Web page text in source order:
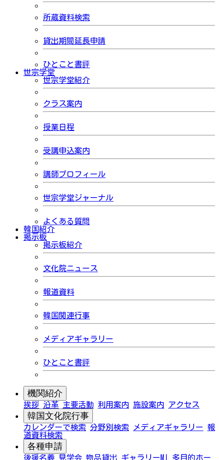
所蔵資料検索
貸出期間延長申請
ひとこと書評
世宗学堂
世宗学堂紹介
クラス案内
授業日程
受講申込案内
講師プロフィール
世宗学堂ジャーナル
よくある質問
韓国紹介
掲示板
掲示板紹介
文化院ニュース
報道資料
韓国関連行事
メディアギャラリー
ひとこと書評
機関紹介
挨拶 沿革 主要活動 利用案内 施設案内 アクセス
韓国文化院行事
カレンダーで検索 分野別検索 メディアギャラリー 報
道資料検索
各種申請
後援名義 見学会 物品貸出 ギャラリーMI
多目的ホー